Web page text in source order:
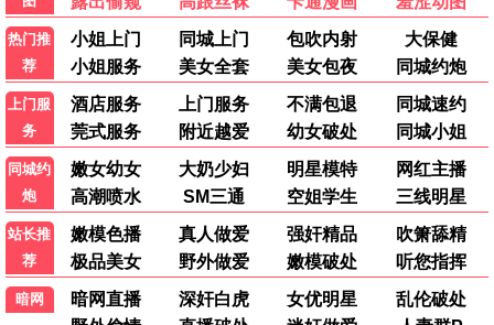
红海行动2
军事动作巅峰 · 2024
9.4 2024
蜂鸟极速播